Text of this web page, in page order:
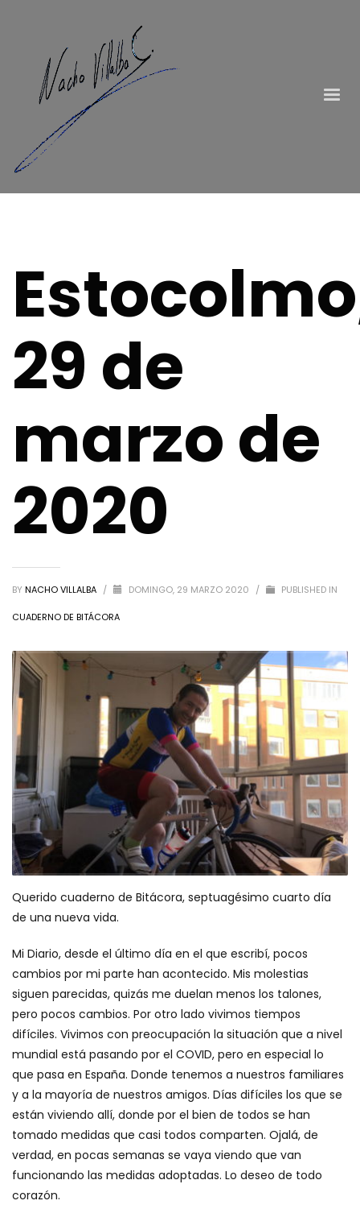
29 de
marzo de
2020
BY NACHO VILLALBA / DOMINGO, 29 MARZO 2020 / PUBLISHED IN
CUADERNO DE BITÁCORA
Querido cuaderno de Bitácora, septuagésimo cuarto día
de una nueva vida.
Mi Diario, desde el último día en el que escribí, pocos
cambios por mi parte han acontecido. Mis molestias
siguen parecidas, quizás me duelan menos los talones,
pero pocos cambios. Por otro lado vivimos tiempos
difíciles. Vivimos con preocupación la situación que a nivel
mundial está pasando por el COVID, pero en especial lo
que pasa en España. Donde tenemos a nuestros familiares
y a la mayoría de nuestros amigos. Días difíciles los que se
están viviendo allí, donde por el bien de todos se han
tomado medidas que casi todos comparten. Ojalá, de
verdad, en pocas semanas se vaya viendo que van
funcionando las medidas adoptadas. Lo deseo de todo
corazón.